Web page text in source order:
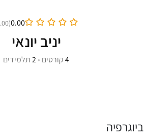
0.00
(0.00)
יניב יונאי
4קורסים •
2תלמידים
ביוגרפיה